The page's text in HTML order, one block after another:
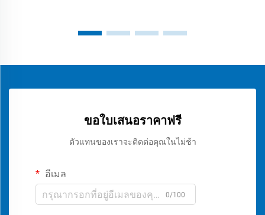
ขอใบเสนอราคาฟรี
ตัวแทนของเราจะติดต่อคุณในไม่ช้า
อีเมล
0/100